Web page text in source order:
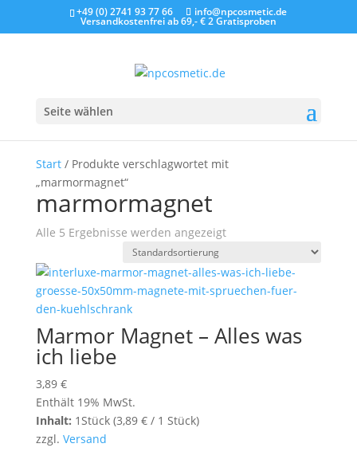
+49 (0) 2741 93 77 66 info@npcosmetic.de
Versandkostenfrei ab 69,- €2 Gratisproben
Seite wählen
Start/ Produkte verschlagwortet mit
„marmormagnet“
marmormagnet
Alle 5 Ergebnisse werden angezeigt
Marmor Magnet – Alles was
ich liebe
3,89 €
Enthält 19% MwSt.
Inhalt: 1Stück (3,89 €/ 1 Stück)
zzgl. Versand